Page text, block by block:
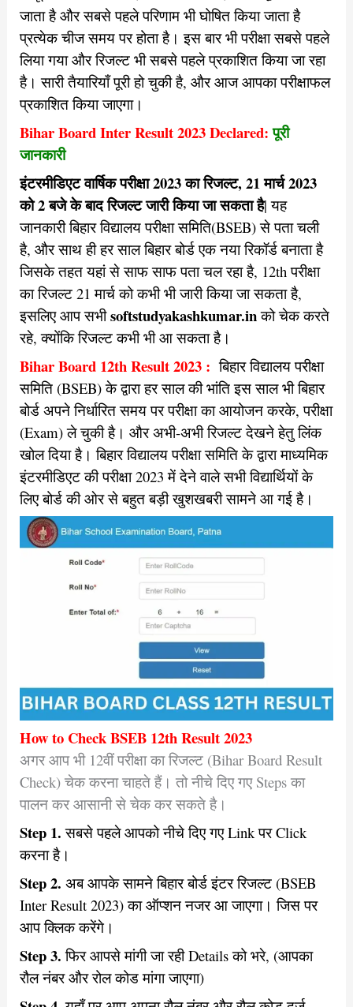
जाता है और सबसे पहले परिणाम भी घोषित किया जाता है
प्रत्येक चीज समय पर होता है। इस बार भी परीक्षा सबसे पहले
लिया गया और रिजल्ट भी सबसे पहले प्रकाशित किया जा रहा
है। सारी तैयारियाँ पूरी हो चुकी है, और आज आपका परीक्षाफल
प्रकाशित किया जाएगा।
Bihar Board Inter Result 2023 Declared:पूरी
जानकारी
इंटरमीडिएट वार्षिक परीक्षा 2023 का रिजल्ट, 21 मार्च 2023
को 2 बजे के बाद रिजल्ट जारी किया जा सकता है| यह
जानकारी बिहार विद्यालय परीक्षा समिति(BSEB) से पता चली
है, और साथ ही हर साल बिहार बोर्ड एक नया रिकॉर्ड बनाता है
जिसके तहत यहां से साफ साफ पता चल रहा है, 12th परीक्षा
का रिजल्ट 21 मार्च को कभी भी जारी किया जा सकता है,
इसलिए आप सभीsoftstudyakashkumar.inको चेक करते
रहे, क्योंकि रिजल्ट कभी भी आ सकता है।
Bihar Board 12th Result 2023 : बिहार विद्यालय परीक्षा
समिति (BSEB) के द्वारा हर साल की भांति इस साल भी बिहार
बोर्ड अपने निर्धारित समय पर परीक्षा का आयोजन करके, परीक्षा
(Exam) ले चुकी है। और अभी-अभी रिजल्ट देखने हेतु लिंक
खोल दिया है।बिहार विद्यालय परीक्षा समिति के द्वारा माध्यमिक
इंटरमीडिएट की परीक्षा 2023 में देने वाले सभी विद्यार्थियों के
लिए बोर्ड की ओर से बहुत बड़ी खुशखबरी सामने आ गई है।
How to Check BSEB 12th Result 2023
अगर आप भी 12वीं परीक्षा का रिजल्ट (Bihar Board Result
Check) चेक करना चाहते हैं। तो नीचे दिए गए Steps का
पालन कर आसानी से चेक कर सकते है।
Step 1. सबसे पहले आपको नीचे दिए गए Link पर Click
करना है।
Step 2. अब आपके सामने बिहार बोर्ड इंटर रिजल्ट (BSEB
Inter Result 2023) का ऑप्शन नजर आ जाएगा। जिस पर
आप क्लिक करेंगे।
Step 3. फिर आपसे मांगी जा रही Details को भरे, (आपका
रौल नंबर और रोल कोड मांगा जाएगा)